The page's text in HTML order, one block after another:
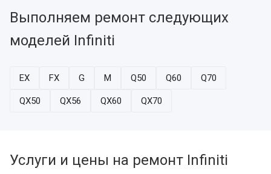
Выполняем ремонт следующих
моделей Infiniti
EX FX G M Q50 Q60 Q70
QX50 QX56 QX60 QX70
Услуги и цены на ремонт Infiniti